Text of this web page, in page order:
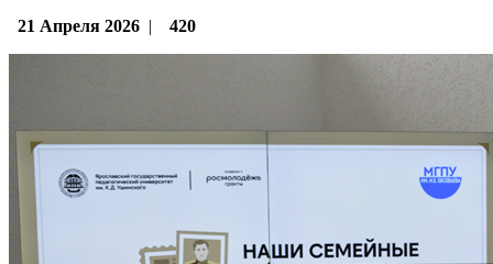
21 Апреля 2026 | 420